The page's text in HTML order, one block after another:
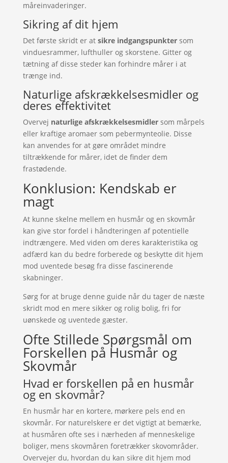
måreinvaderinger.
Sikring af dit hjem
Det første skridt er at sikre indgangspunktersom
vinduesrammer, lufthuller og skorstene. Gitter og
tætning af disse steder kan forhindre mårer i at
trænge ind.
Naturlige afskrækkelsesmidler og
deres effektivitet
Overvej naturlige afskrækkelsesmidlersom mårpels
eller kraftige aromaer som pebermynteolie. Disse
kan anvendes for at gøre området mindre
tiltrækkende for mårer, idet de finder dem
frastødende.
Konklusion: Kendskab er
magt
At kunne skelne mellem en husmår og en skovmår
kan give stor fordel i håndteringen af potentielle
indtrængere. Med viden om deres karakteristika og
adfærd kan du bedre forberede og beskytte dit hjem
mod uventede besøg fra disse fascinerende
skabninger.
Sørg for at bruge denne guide når du tager de næste
skridt mod en mere sikker og rolig bolig, fri for
uønskede og uventede gæster.
Ofte Stillede Spørgsmål om
Forskellen på Husmår og
Skovmår
Hvad er forskellen på en husmår
og en skovmår?
En husmår har en kortere, mørkere pels end en
skovmår. For naturelskere er det vigtigt at bemærke,
at husmåren ofte ses i nærheden af menneskelige
boliger, mens skovmåren foretrækker skovområder.
Overvejer du, hvordan du kan sikre dit hjem mod